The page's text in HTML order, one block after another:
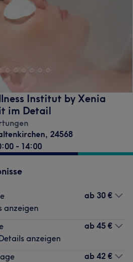
Institut by Xenia
im Detail
, 24568
- 14:00
anzeigen
ab 30 €
anzeigen
ab 45 €
ab 42 €